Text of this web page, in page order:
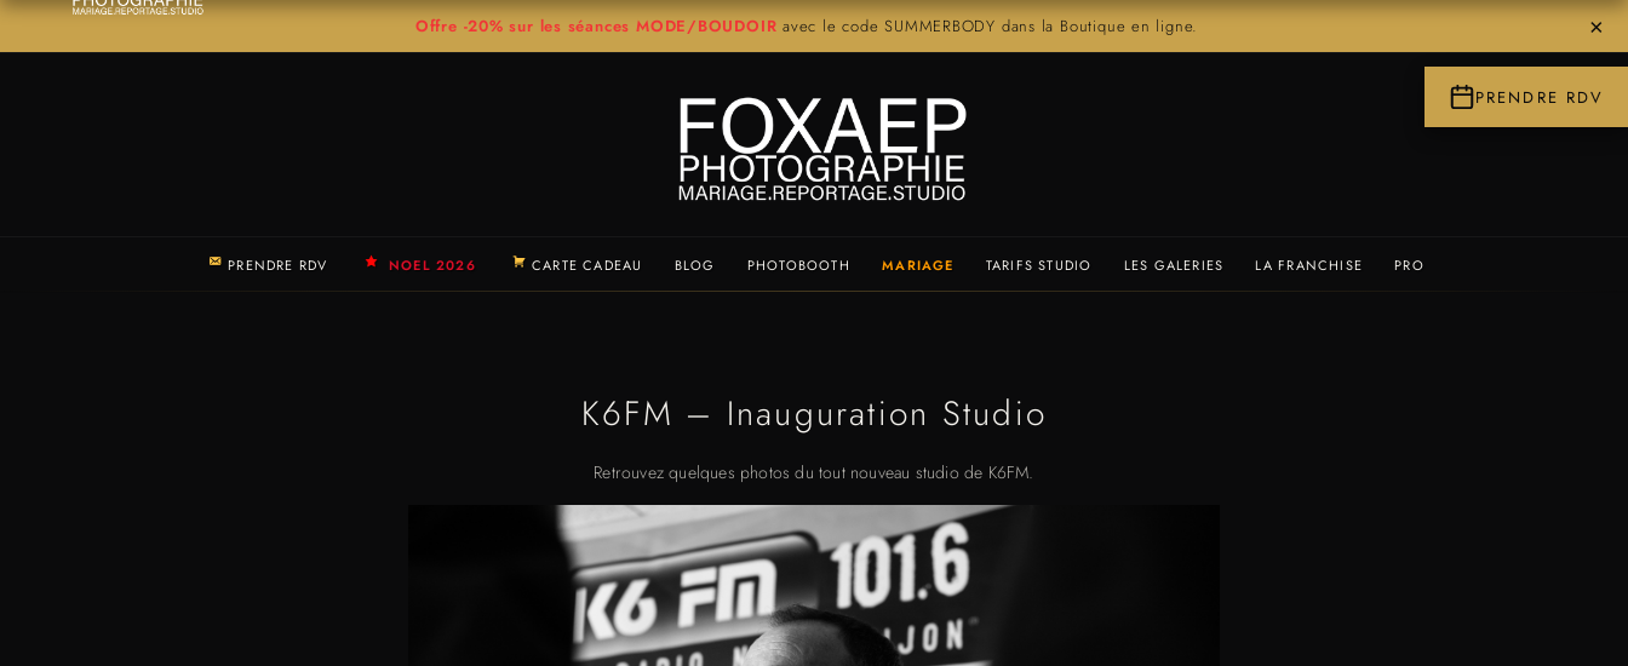
Offre -20% sur les séances MODE/BOUDOIR avec le code SUMMERBODY dans la Boutique en ligne. ×
PRENDRE RDV NOEL 2026 CARTE CADEAU BLOG PHOTOBOOTH MARIAGE TARIFS STUDIO LES GALERIES LA FRANCHISE PRO
K6FM – Inauguration Studio
Retrouvez quelques photos du tout nouveau studio de K6FM.
PRENDRE RDV